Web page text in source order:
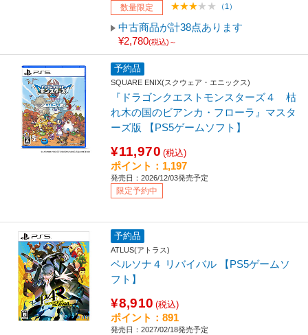
数量限定 （1）
中古商品が計38点あります
¥2,780(税込)～
予約品
SQUARE ENIX(スクウェア・エニックス)
『ドラゴンクエストモンスターズ４ 枯
れ木の国のビアンカ・フローラ』マスタ
ーズ版 【PS5ゲームソフト】
¥11,970 (税込)
ポイント：1,197
発売日：2026/12/03発売予定
限定予約中
予約品
ATLUS(アトラス)
ペルソナ４ リバイバル 【PS5ゲームソ
フト】
¥8,910 (税込)
ポイント：891
発売日：2027/02/18発売予定